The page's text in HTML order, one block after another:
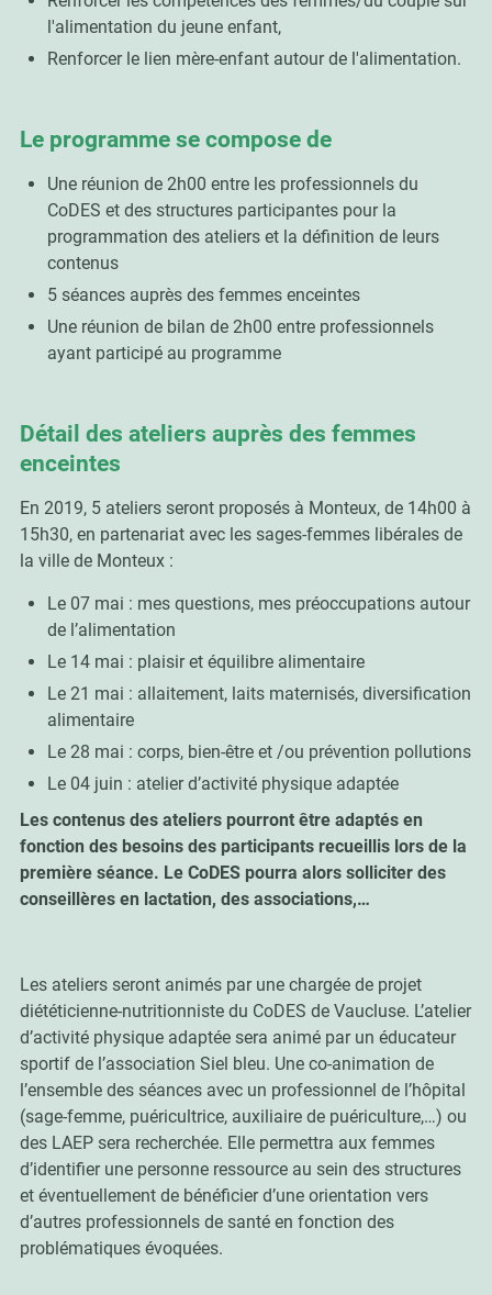
l'alimentation du jeune enfant,
Renforcer le lien mère-enfant autour de l'alimentation.
Le programme se compose de
Une réunion de 2h00 entre les professionnels du
CoDES et des structures participantes pour la
programmation des ateliers et la définition de leurs
contenus
5 séances auprès des femmes enceintes
Une réunion de bilan de 2h00 entre professionnels
ayant participé au programme
Détail des ateliers auprès des femmes
enceintes
En 2019, 5 ateliers seront proposés à Monteux, de 14h00 à
15h30, en partenariat avec les sages-femmes libérales de
la ville de Monteux :
Le 07 mai : mes questions, mes préoccupations autour
de l’alimentation
Le 14 mai : plaisir et équilibre alimentaire
Le 21 mai : allaitement, laits maternisés, diversification
alimentaire
Le 28 mai : corps, bien-être et /ou prévention pollutions
Le 04 juin : atelier d’activité physique adaptée
Les contenus des ateliers pourront être adaptés en
fonction des besoins des participants recueillis lors de la
première séance. Le CoDES pourra alors solliciter des
conseillères en lactation, des associations,…
Les ateliers seront animés par une chargée de projet
diététicienne-nutritionniste du CoDES de Vaucluse. L’atelier
d’activité physique adaptée sera animé par un éducateur
sportif de l’association Siel bleu. Une co-animation de
l’ensemble des séances avec un professionnel de l’hôpital
(sage-femme, puéricultrice, auxiliaire de puériculture,…) ou
des LAEP sera recherchée. Elle permettra aux femmes
d’identifier une personne ressource au sein des structures
et éventuellement de bénéficier d’une orientation vers
d’autres professionnels de santé en fonction des
problématiques évoquées.